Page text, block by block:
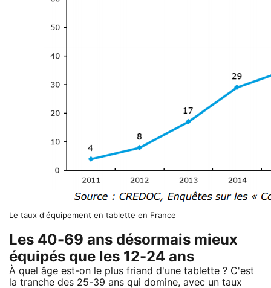
Le taux d'équipement en tablette en France
Les 40-69 ans désormais mieux
équipés que les 12-24 ans
À quel âge est-on le plus friand d'une tablette ? C'est
la tranche des 25-39 ans qui domine, avec un taux